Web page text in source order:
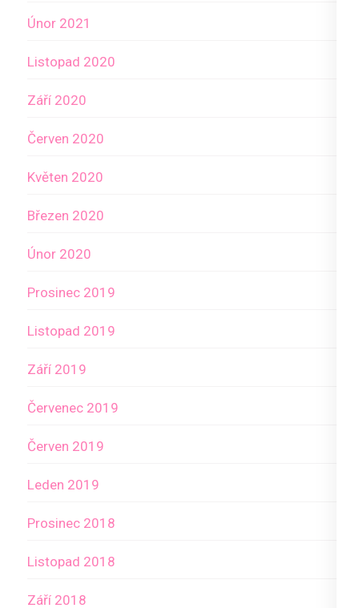
Únor 2021
Listopad 2020
Září 2020
Červen 2020
Květen 2020
Březen 2020
Únor 2020
Prosinec 2019
Listopad 2019
Září 2019
Červenec 2019
Červen 2019
Leden 2019
Prosinec 2018
Listopad 2018
Září 2018